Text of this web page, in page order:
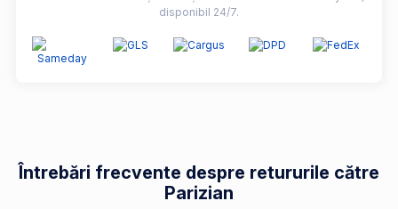
disponibil 24/7.
Întrebări frecvente despre retururile către
Parizian